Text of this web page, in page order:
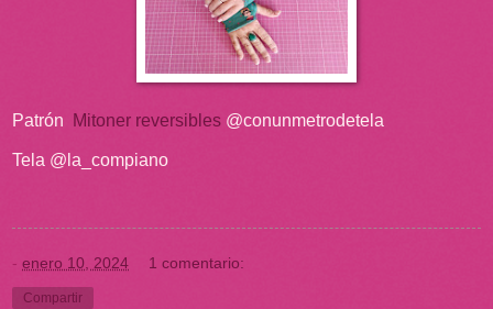
Patrón Mitoner reversibles @conunmetrodetela
Tela @la_compiano
- enero 10, 2024 1 comentario:
Compartir